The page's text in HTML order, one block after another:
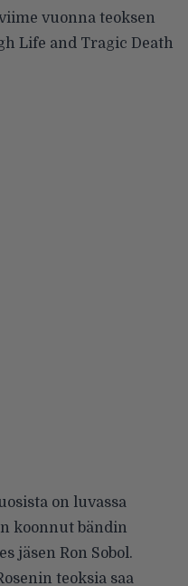
vuonna teoksen
Life and Tragic Death
on luvassa
koonnut bändin
jäsen Ron Sobol.
teoksia saa